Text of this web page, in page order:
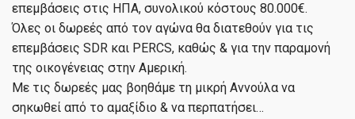
επεμβάσεις στις ΗΠΑ, συνολικού κόστους 80.000€.
Όλες οι δωρεές από τον αγώνα θα διατεθούν για τις
επεμβάσεις SDR και PERCS, καθώς & για την παραμονή
της οικογένειας στην Αμερική.
Με τις δωρεές μας βοηθάμε τη μικρή Αννούλα να
σηκωθεί από το αμαξίδιο & να περπατήσει…